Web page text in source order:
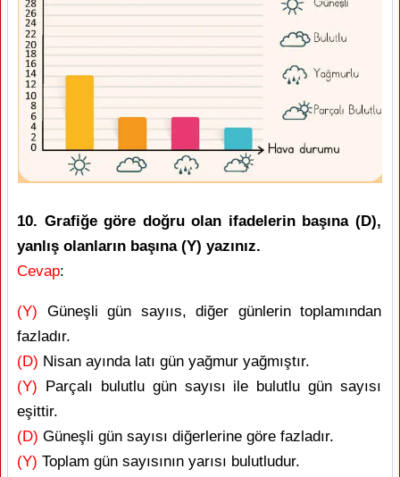
10. Grafiğe göre doğru olan ifadelerin başına (D),
yanlış olanların başına (Y) yazınız.
Cevap:
(Y) Güneşli gün sayııs, diğer günlerin toplamından
fazladır.
(D) Nisan ayında latı gün yağmur yağmıştır.
(Y) Parçalı bulutlu gün sayısı ile bulutlu gün sayısı
eşittir.
(D) Güneşli gün sayısı diğerlerine göre fazladır.
(Y) Toplam gün sayısının yarısı bulutludur.